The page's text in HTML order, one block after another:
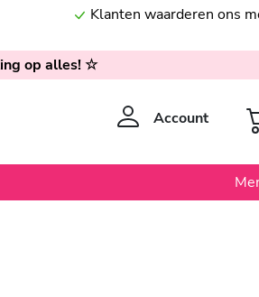
Klanten waarderen ons
op alles! ☆
Account